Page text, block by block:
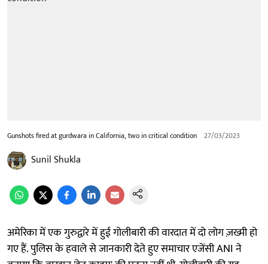
Gunshots fired at gurdwara in California, two in critical condition 27/03/2023
Sunil Shukla
अमेरिका में एक गुरुद्वारे में हुई गोलीबारी की वारदात में दो लोग ज़ख्मी हो
गए हैं. पुलिस के हवाले से जानकारी देते हुए समाचार एजेंसी ANI ने